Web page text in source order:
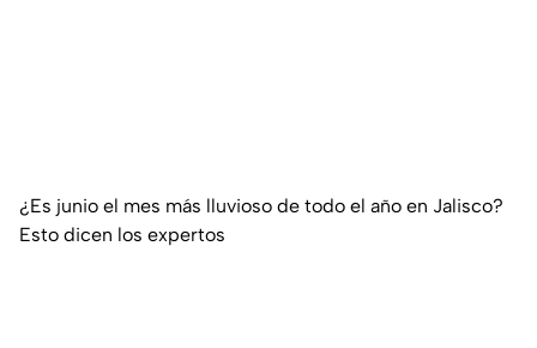
¿Es junio el mes más lluvioso de todo el año en Jalisco?
Esto dicen los expertos